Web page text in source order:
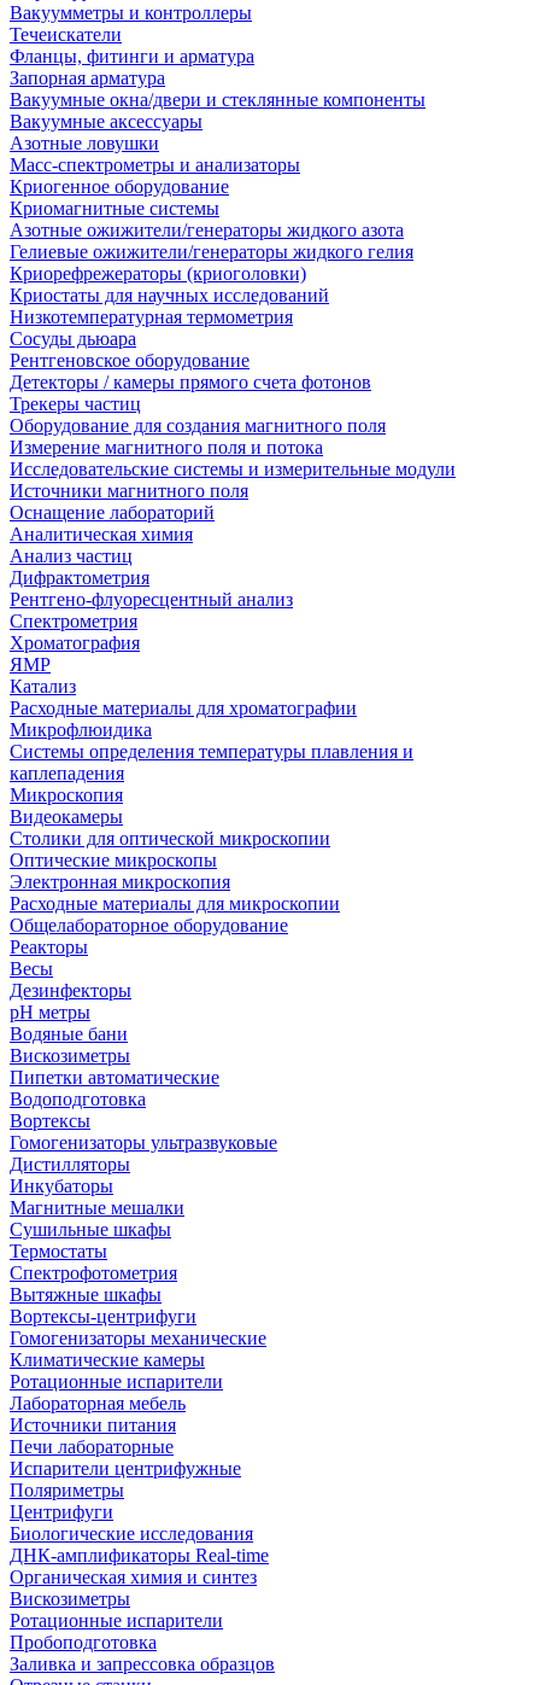
Вакуумметры и контроллеры
Течеискатели
Фланцы, фитинги и арматура
Запорная арматура
Вакуумные окна/двери и стеклянные компоненты
Вакуумные аксессуары
Азотные ловушки
Масс-спектрометры и анализаторы
Криогенное оборудование
Криомагнитные системы
Азотные ожижители/генераторы жидкого азота
Гелиевые ожижители/генераторы жидкого гелия
Криорефрежераторы (криоголовки)
Криостаты для научных исследований
Низкотемпературная термометрия
Сосуды дьюара
Рентгеновское оборудование
Детекторы / камеры прямого счета фотонов
Трекеры частиц
Оборудование для создания магнитного поля
Измерение магнитного поля и потока
Исследовательские системы и измерительные модули
Источники магнитного поля
Оснащение лабораторий
Аналитическая химия
Анализ частиц
Дифрактометрия
Рентгено-флуоресцентный анализ
Спектрометрия
Хроматография
ЯМР
Катализ
Расходные материалы для хроматографии
Микрофлюидика
Системы определения температуры плавления и
каплепадения
Микроскопия
Видеокамеры
Столики для оптической микроскопии
Оптические микроскопы
Электронная микроскопия
Расходные материалы для микроскопии
Общелабораторное оборудование
Реакторы
Весы
Дезинфекторы
рН метры
Водяные бани
Вискозиметры
Пипетки автоматические
Водоподготовка
Вортексы
Гомогенизаторы ультразвуковые
Дистилляторы
Инкубаторы
Магнитные мешалки
Сушильные шкафы
Термостаты
Спектрофотометрия
Вытяжные шкафы
Вортексы-центрифуги
Гомогенизаторы механические
Климатические камеры
Ротационные испарители
Лабораторная мебель
Источники питания
Печи лабораторные
Испарители центрифужные
Поляриметры
Центрифуги
Биологические исследования
ДНК-амплификаторы Real-time
Органическая химия и синтез
Вискозиметры
Ротационные испарители
Пробоподготовка
Заливка и запрессовка образцов